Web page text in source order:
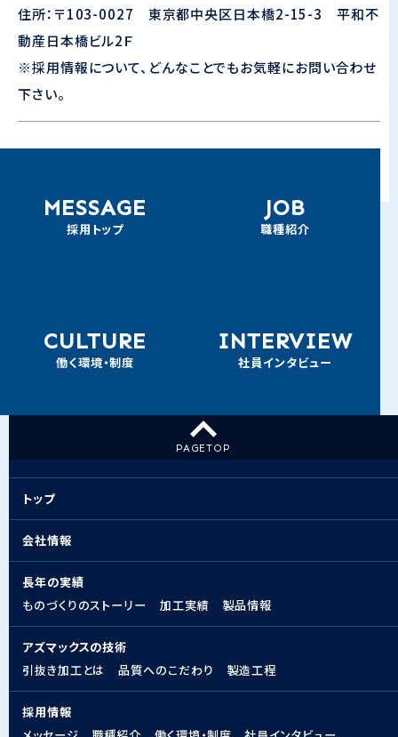
住所：〒103-0027 東京都中央区日本橋2-15-3 平和不
動産日本橋ビル2Ｆ
※採用情報について、どんなことでもお気軽にお問い合わせ
下さい。
MESSAGE
採用トップ
JOB
職種紹介
CULTURE
働く環境・制度
INTERVIEW
社員インタビュー
PAGETOP
トップ
会社情報
長年の実績
ものづくりのストーリー
加工実績 製品情報
アズマックスの技術
引抜き加工とは
品質へのこだわり 製造工程
採用情報